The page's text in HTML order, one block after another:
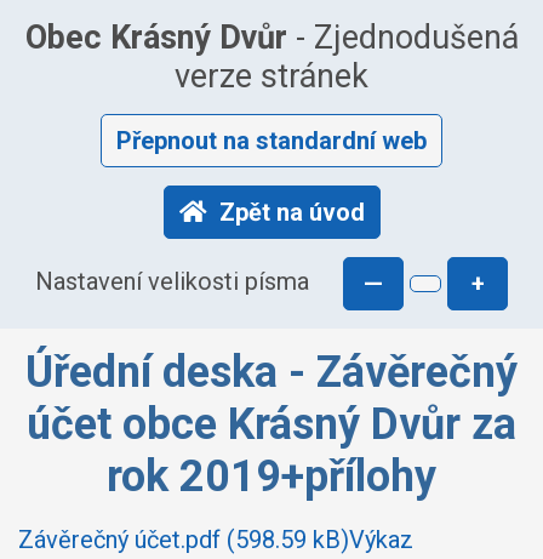
Obec Krásný Dvůr - Zjednodušená
verze stránek
Přepnout na standardní web
Zpět na úvod
Nastavení velikosti písma — +
Úřední deska - Závěrečný
účet obce Krásný Dvůr za
rok 2019+přílohy
Závěrečný účet.pdf (598.59 kB)Výkaz